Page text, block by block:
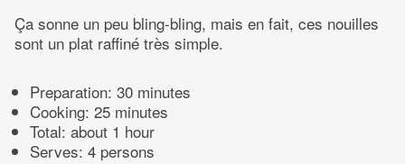
Ça sonne un peu bling-bling, mais en fait, ces nouilles
sont un plat raffiné très simple.
Preparation: 30 minutes
Cooking: 25 minutes
Total: about 1 hour
Serves: 4 persons